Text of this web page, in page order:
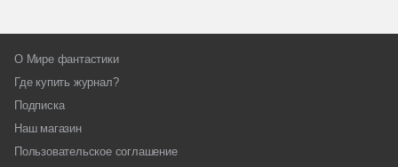
О Мире фантастики
Где купить журнал?
Подписка
Наш магазин
Пользовательское соглашение